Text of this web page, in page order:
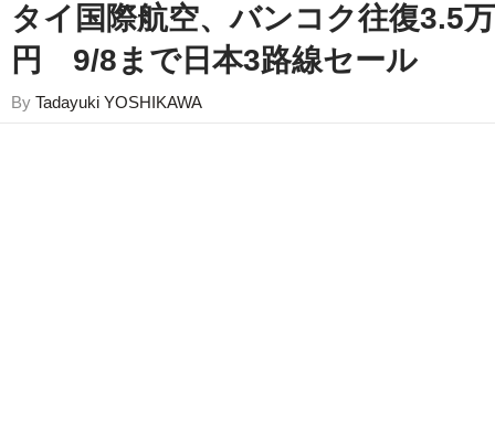
タイ国際航空、バンコク往復3.5万
円 9/8まで日本3路線セール
By Tadayuki YOSHIKAWA